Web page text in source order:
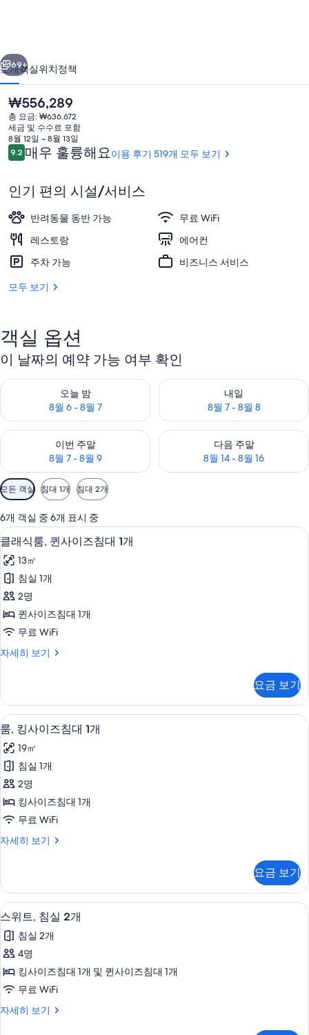
사
진
갤
러
리
건물 디자인
다음
69+
소개객실위치정책
현
재
가
격
은
₩556,289
₩556,289
총 요금: ₩636,672
세금 및 수수료 포함
8월 12일 ~ 8월 13일
이
용
기
9.210점 만점 중 9.2점.
매우 훌륭해요이용 후기 519개 모두 보기
인기 편의 시설/서비스
반려동물 동반 가능
무료 WiFi
레스토랑
에어컨
주차 가능
비즈니스 서비스
모두 보기
객실 옵션
이 날짜의 예약 가능 여부 확인
오늘 밤
8월 6 - 8월 7
오늘 밤 예약 가능 여부 확인, 8월 6 - 8월 7
내일
8월 7 - 8월 8
내일 예약 가능 여부 확인, 8월
이번 주말
8월 7 - 8월 9
이번 주말 예약 가능 여부 확인, 8월 7 - 8월 9
다음 주말
8월 14 - 8월 16
다음 주말 예약 가능 여부 확인,
객
실
에
사
용
가
능
한
터
모든 객실 침대 1개 침대 2개
6개 객실 중 6개 표시 중
클
래
식
룸,
퀸
사
즈
대
개
사
진
모
두
보
기
9
클래식룸, 퀸사이즈침대 1개
13㎡
침실 1개
2명
퀸사이즈침대 1개
무료 WiFi
자세히 보기
클
퀸
사
이
즈
침
대
개
자
세
히
보
요금 보기
룸,
킹
사
이
즈
침
1
사
진
모
두
보
기
룸, 킹사이즈침대 1개 | 저자극성 침구
15
룸, 킹사이즈침대 1개
19㎡
침실 1개
2명
킹사이즈침대 1개
무료 WiFi
자세히 보기
룸,
즈
침
대
개
자
히
보
요금 보기
스
위
트,
침
실
개
스위트, 침실 2개 | 저자극성 침구, 오
5
스위트, 침실 2개
침실 2개
4명
킹사이즈침대 1개 및 퀸사이즈침대 1개
무료 WiFi
자세히 보기
스